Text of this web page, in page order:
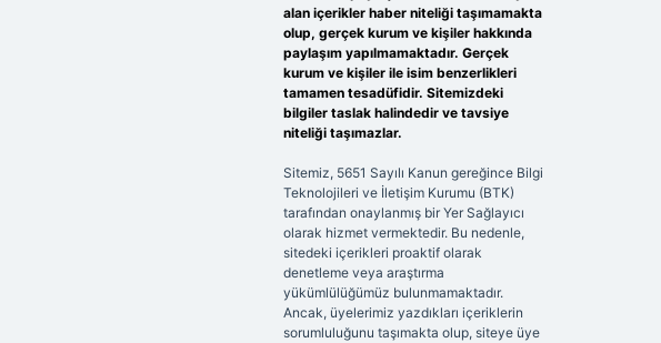
alan içerikler haber niteliği taşımamakta
olup, gerçek kurum ve kişiler hakkında
paylaşım yapılmamaktadır. Gerçek
kurum ve kişiler ile isim benzerlikleri
tamamen tesadüfidir. Sitemizdeki
bilgiler taslak halindedir ve tavsiye
niteliği taşımazlar.
Sitemiz, 5651 Sayılı Kanun gereğince Bilgi
Teknolojileri ve İletişim Kurumu (BTK)
tarafından onaylanmış bir Yer Sağlayıcı
olarak hizmet vermektedir. Bu nedenle,
sitedeki içerikleri proaktif olarak
denetleme veya araştırma
yükümlülüğümüz bulunmamaktadır.
Ancak, üyelerimiz yazdıkları içeriklerin
sorumluluğunu taşımakta olup, siteye üye